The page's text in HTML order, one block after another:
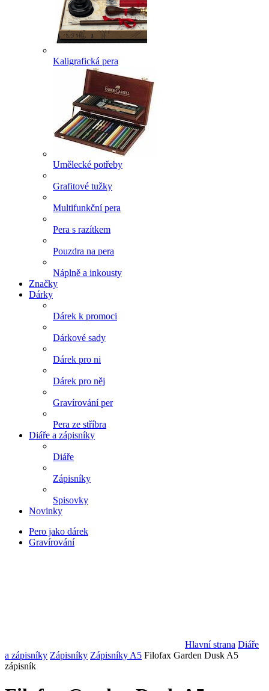
Kaligrafická pera
Umělecké potřeby
Grafitové tužky
Multifunkční pera
Pera s razítkem
Pouzdra na pera
Náplně a inkousty
Značky
Dárky
Dárek k promoci
Dárkové sady
Dárek pro ni
Dárek pro něj
Gravírování per
Pera ze stříbra
Diáře a zápisníky
Diáře
Zápisníky
Spisovky
Novinky
Pero jako dárek
Gravírování
Hlavní strana Diáře
a zápisníky Zápisníky Zápisníky A5 Filofax Garden Dusk A5
zápisník